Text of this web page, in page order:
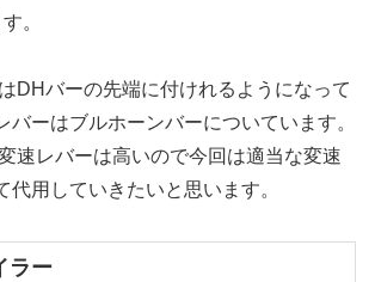
。
DHバーの先端に付けれるようになって
バーはブルホーンバーについています。
速レバーは高いので今回は適当な変速
代用していきたいと思います。
ラー